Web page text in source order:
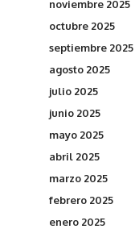
noviembre 2025
octubre 2025
septiembre 2025
agosto 2025
julio 2025
junio 2025
mayo 2025
abril 2025
marzo 2025
febrero 2025
enero 2025